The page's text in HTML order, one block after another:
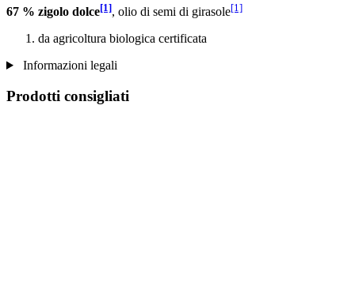
67 % zigolo dolce[1], olio di semi di girasole[1]
da agricoltura biologica certificata
Informazioni legali
Prodotti consigliati